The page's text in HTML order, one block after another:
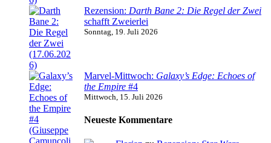
Rezension: Darth Bane 2: Die Regel der Zwei
schafft Zweierlei
Sonntag, 19. Juli 2026
Marvel-Mittwoch: Galaxy’s Edge: Echoes of
the Empire #4
Mittwoch, 15. Juli 2026
Neueste Kommentare